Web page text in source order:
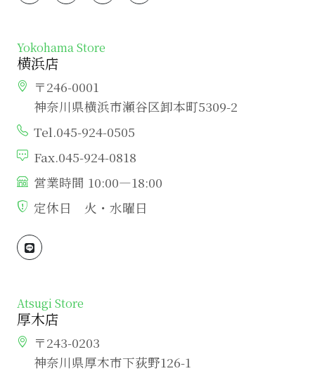
Yokohama Store
横浜店
〒246-0001
神奈川県横浜市瀬谷区卸本町5309-2
Tel.045-924-0505
Fax.045-924-0818
営業時間 10:00―18:00
定休日 火・水曜日
Atsugi Store
厚木店
〒243-0203
神奈川県厚木市下荻野126-1